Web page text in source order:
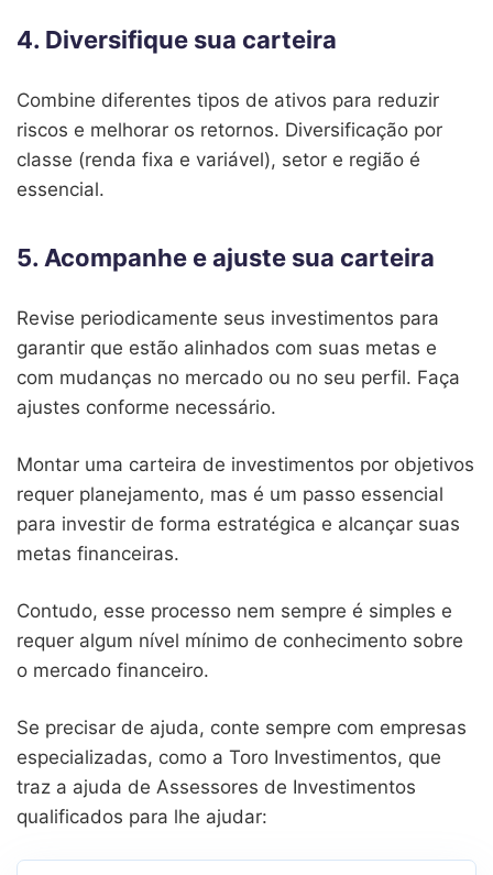
4. Diversifique sua carteira
Combine diferentes tipos de ativos para reduzir
riscos e melhorar os retornos. Diversificação por
classe (renda fixa e variável), setor e região é
essencial.
5. Acompanhe e ajuste sua carteira
Revise periodicamente seus investimentos para
garantir que estão alinhados com suas metas e
com mudanças no mercado ou no seu perfil. Faça
ajustes conforme necessário.
Montar uma carteira de investimentos por objetivos
requer planejamento, mas é um passo essencial
para investir de forma estratégica e alcançar suas
metas financeiras.
Contudo, esse processo nem sempre é simples e
requer algum nível mínimo de conhecimento sobre
o mercado financeiro.
Se precisar de ajuda, conte sempre com empresas
especializadas, como a Toro Investimentos, que
traz a ajuda de Assessores de Investimentos
qualificados para lhe ajudar: